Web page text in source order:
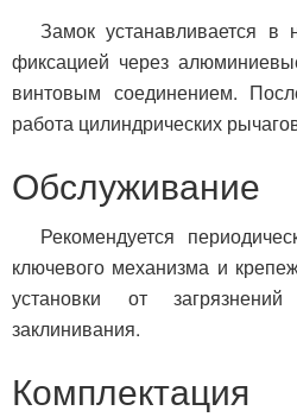
Замок устанавливается
фиксацией через
винтовым соединением.
работа цилиндрических
Обслуживание
Рекомендуется
ключевого механизма и
установки от
заклинивания.
Комплектация